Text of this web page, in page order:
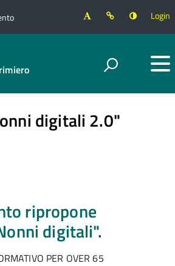
Login
digitali 2.0"
ripropone
digitali".
PER OVER 65